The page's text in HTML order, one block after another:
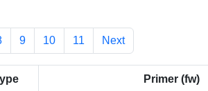
9 10 11 Next
Primer (fw)